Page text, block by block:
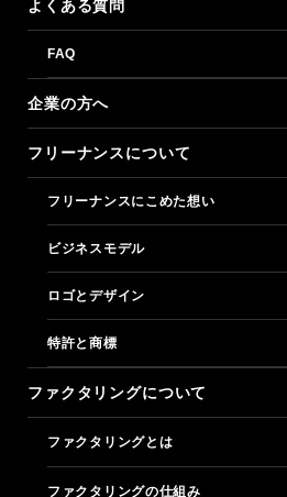
よくある質問
FAQ
企業の方へ
フリーナンスについて
フリーナンスにこめた想い
ビジネスモデル
ロゴとデザイン
特許と商標
ファクタリングについて
ファクタリングとは
ファクタリングの仕組み